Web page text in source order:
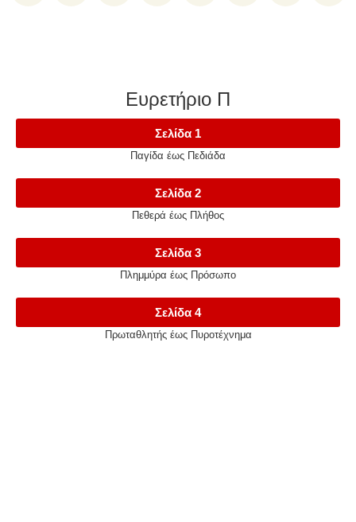
Ευρετήριο Π
Σελίδα 1
Παγίδα έως Πεδιάδα
Σελίδα 2
Πεθερά έως Πλήθος
Σελίδα 3
Πλημμύρα έως Πρόσωπο
Σελίδα 4
Πρωταθλητής έως Πυροτέχνημα